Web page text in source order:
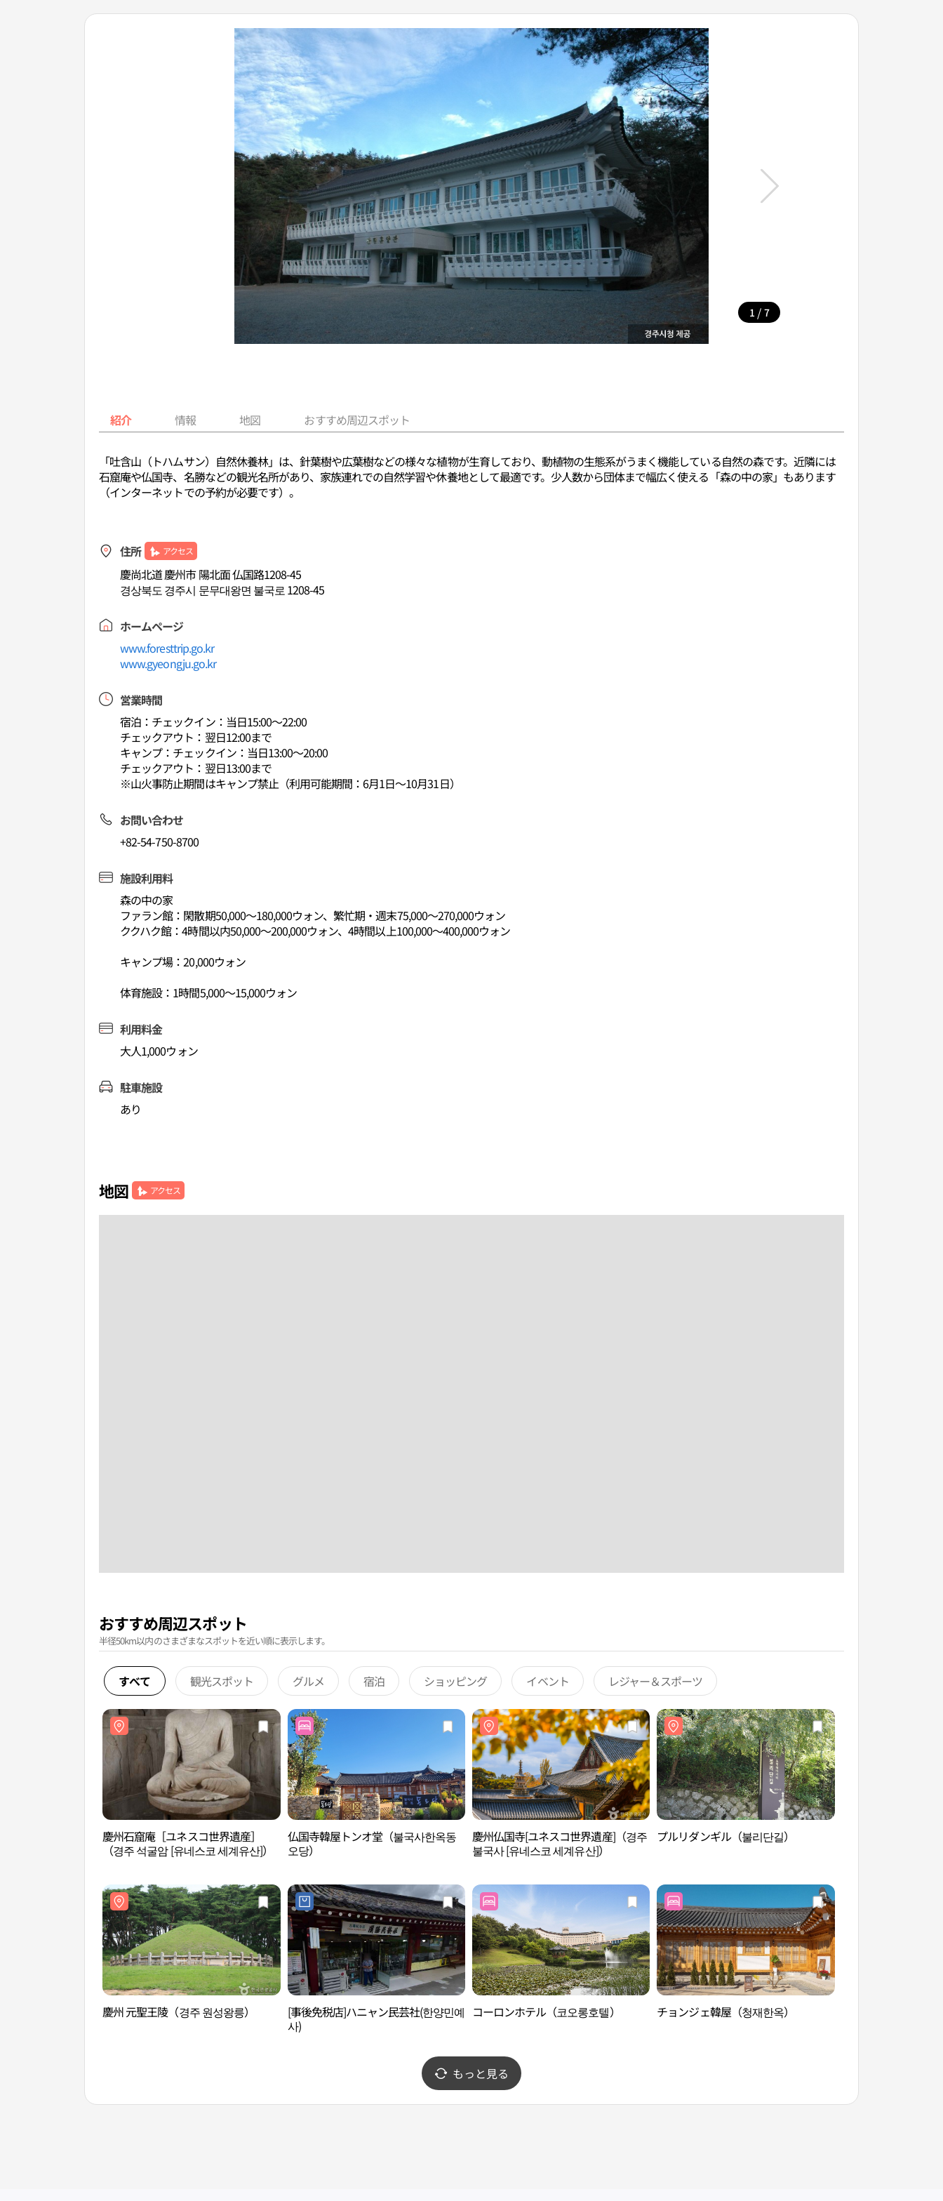
1 / 7
紹介 情報 地図 おすすめ周辺スポット
「吐含山（トハムサン）自然休養林」は、針葉樹や広葉樹などの様々な植物が生育しており、動植物の生態系がうまく機能している自然の森です。近隣には
石窟庵や仏国寺、名勝などの観光名所があり、家族連れでの自然学習や休養地として最適です。少人数から団体まで幅広く使える「森の中の家」もあります
（インターネットでの予約が必要です）。
住所 アクセス
慶尚北道 慶州市 陽北面 仏国路1208-45
경상북도 경주시 문무대왕면 불국로 1208-45
ホームページ
www.foresttrip.go.kr
www.gyeongju.go.kr
営業時間
宿泊：チェックイン：当日15:00～22:00
チェックアウト：翌日12:00まで
キャンプ：チェックイン：当日13:00～20:00
チェックアウト：翌日13:00まで
※山火事防止期間はキャンプ禁止（利用可能期間：6月1日～10月31日）
お問い合わせ
+82-54-750-8700
施設利用料
森の中の家
ファラン館：閑散期50,000～180,000ウォン、繁忙期・週末75,000～270,000ウォン
ククハク館：4時間以内50,000～200,000ウォン、4時間以上100,000～400,000ウォン
キャンプ場：20,000ウォン
体育施設：1時間5,000～15,000ウォン
利用料金
大人1,000ウォン
駐車施設
あり
地図 アクセス
おすすめ周辺スポット
半径50km以内のさまざまなスポットを近い順に表示します。
すべて 観光スポット グルメ 宿泊 ショッピング イベント レジャー＆スポーツ
慶州石窟庵［ユネスコ世界遺産］
（경주 석굴암 [유네스코 세계유산]）
仏国寺韓屋トンオ堂（불국사한옥동
오당）
慶州仏国寺[ユネスコ世界遺産]（경주
불국사 [유네스코 세계유산]）
プルリダンギル（불리단길）
慶州 元聖王陵（경주 원성왕릉）
[事後免税店]ハニャン民芸社(한양민예
사)
コーロンホテル（코오롱호텔） チョンジェ韓屋（청재한옥）
もっと見る